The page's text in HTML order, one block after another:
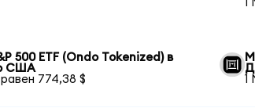
1
500 ETF (Ondo Tokenized) в
США
равен 774,38 $
1